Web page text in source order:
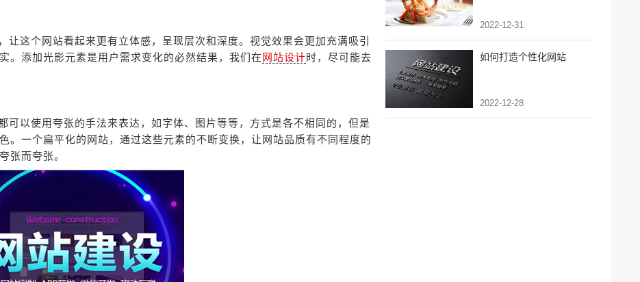
让这个网站看起来更有立体感，呈现层次和深度。视觉效果会更加充满吸引
。添加光影元素是用户需求变化的必然结果，我们在 网站设计时，尽可能去
可以使用夸张的手法来表达，如字体、图片等等，方式是各不相同的，但是
。一个扁平化的网站，通过这些元素的不断变换，让网站品质有不同程度的
张而夸张。
2022-12-31
如何打造个性化网站
2022-12-28